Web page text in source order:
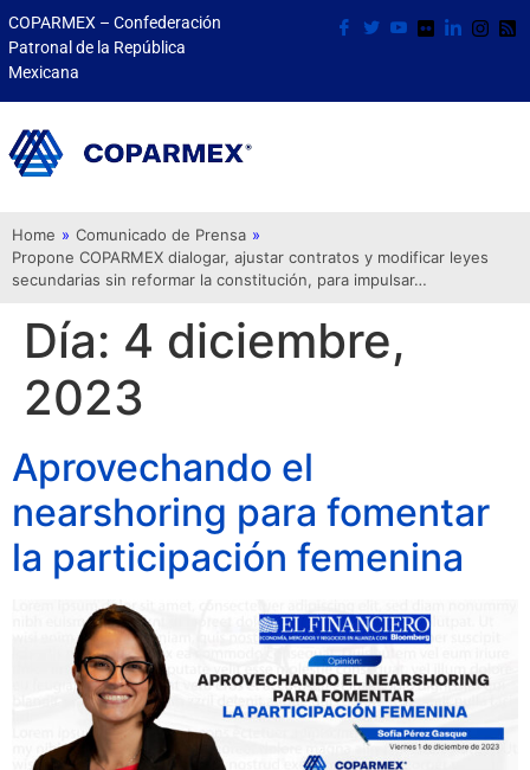
COPARMEX – Confederación
Patronal de la República
Mexicana
Home » Comunicado de Prensa »
Propone COPARMEX dialogar, ajustar contratos y modificar leyes
secundarias sin reformar la constitución, para impulsar…
Día: 4 diciembre,
2023
Aprovechando el
nearshoring para fomentar
la participación femenina